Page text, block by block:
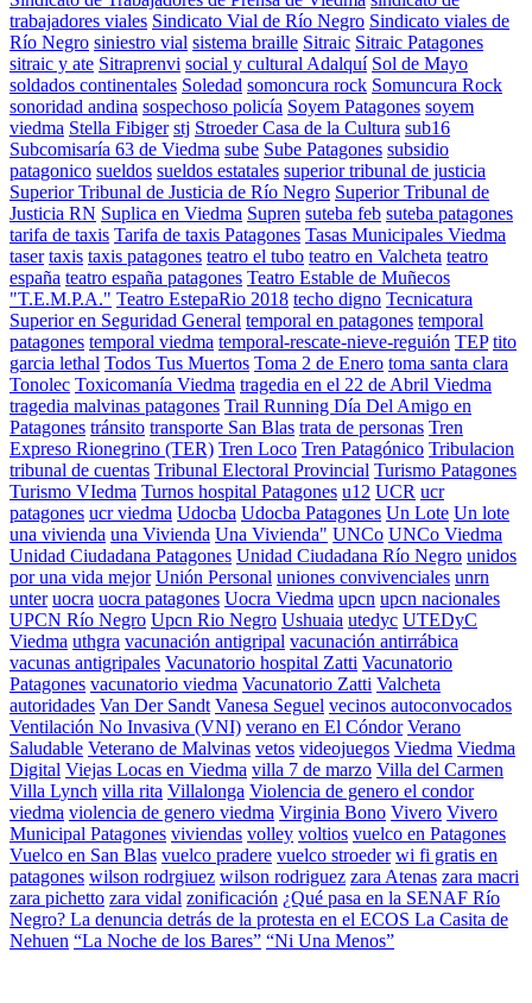
trabajadores viales Sindicato Vial de Río Negro Sindicato viales de
Río Negro siniestro vial sistema braille Sitraic Sitraic Patagones
sitraic y ate Sitraprenvi social y cultural Adalquí Sol de Mayo
soldados continentales Soledad somoncura rock Somuncura Rock
sonoridad andina sospechoso policía Soyem Patagones soyem
viedma Stella Fibiger stj Stroeder Casa de la Cultura sub16
Subcomisaría 63 de Viedma sube Sube Patagones subsidio
patagonico sueldos sueldos estatales superior tribunal de justicia
Superior Tribunal de Justicia de Río Negro Superior Tribunal de
Justicia RN Suplica en Viedma Supren suteba feb suteba patagones
tarifa de taxis Tarifa de taxis Patagones Tasas Municipales Viedma
taser taxis taxis patagones teatro el tubo teatro en Valcheta teatro
españa teatro españa patagones Teatro Estable de Muñecos
"T.E.M.P.A." Teatro EstepaRio 2018 techo digno Tecnicatura
Superior en Seguridad General temporal en patagones temporal
patagones temporal viedma temporal-rescate-nieve-reguión TEP tito
garcia lethal Todos Tus Muertos Toma 2 de Enero toma santa clara
Tonolec Toxicomanía Viedma tragedia en el 22 de Abril Viedma
tragedia malvinas patagones Trail Running Día Del Amigo en
Patagones tránsito transporte San Blas trata de personas Tren
Expreso Rionegrino (TER) Tren Loco Tren Patagónico Tribulacion
tribunal de cuentas Tribunal Electoral Provincial Turismo Patagones
Turismo VIedma Turnos hospital Patagones u12 UCR ucr
patagones ucr viedma Udocba Udocba Patagones Un Lote Un lote
una vivienda una Vivienda Una Vivienda" UNCo UNCo Viedma
Unidad Ciudadana Patagones Unidad Ciudadana Río Negro unidos
por una vida mejor Unión Personal uniones convivenciales unrn
unter uocra uocra patagones Uocra Viedma upcn upcn nacionales
UPCN Río Negro Upcn Rio Negro Ushuaia utedyc UTEDyC
Viedma uthgra vacunación antigripal vacunación antirrábica
vacunas antigripales Vacunatorio hospital Zatti Vacunatorio
Patagones vacunatorio viedma Vacunatorio Zatti Valcheta
autoridades Van Der Sandt Vanesa Seguel vecinos autoconvocados
Ventilación No Invasiva (VNI) verano en El Cóndor Verano
Saludable Veterano de Malvinas vetos videojuegos Viedma Viedma
Digital Viejas Locas en Viedma villa 7 de marzo Villa del Carmen
Villa Lynch villa rita Villalonga Violencia de genero el condor
viedma violencia de genero viedma Virginia Bono Vivero Vivero
Municipal Patagones viviendas volley voltios vuelco en Patagones
Vuelco en San Blas vuelco pradere vuelco stroeder wi fi gratis en
patagones wilson rodrgiuez wilson rodriguez zara Atenas zara macri
zara pichetto zara vidal zonificación ¿Qué pasa en la SENAF Río
Negro? La denuncia detrás de la protesta en el ECOS La Casita de
Nehuen “La Noche de los Bares” “Ni Una Menos”